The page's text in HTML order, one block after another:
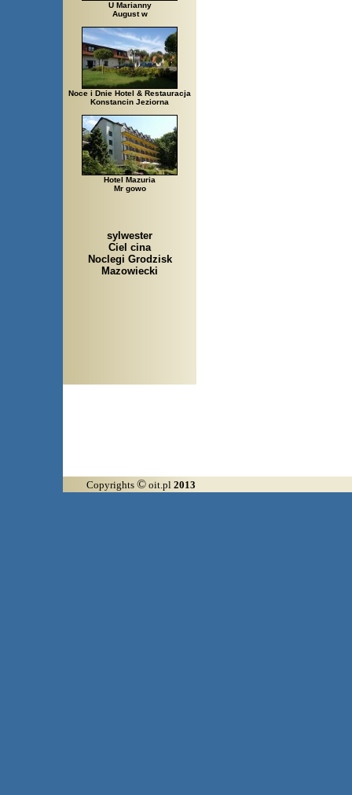
U Marianny
August w
Noce i Dnie Hotel & Restauracja
Konstancin Jeziorna
Hotel Mazuria
Mr gowo
sylwester
Ciel cina
Noclegi Grodzisk
Mazowiecki
Copyrights © oit.pl 2013